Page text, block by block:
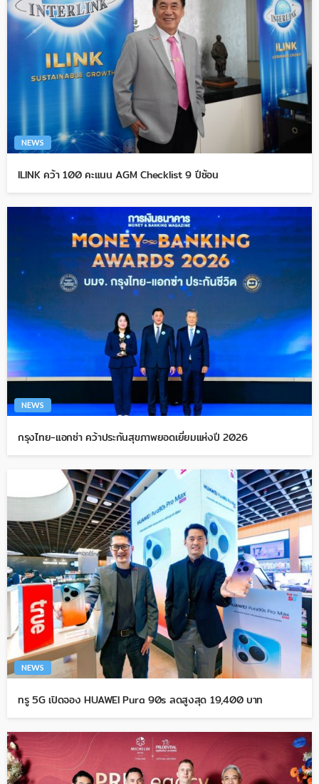
NEWS
ILINK คว้า 100 คะแนน AGM Checklist 9 ปีซ้อน
NEWS
กรุงไทย-แอกซ่า คว้าประกันสุขภาพยอดเยี่ยมแห่งปี 2026
NEWS
ทรู 5G เปิดจอง HUAWEI Pura 90s ลดสูงสุด 19,400 บาท